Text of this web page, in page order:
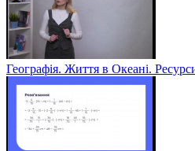
Географія. Життя в Океані.